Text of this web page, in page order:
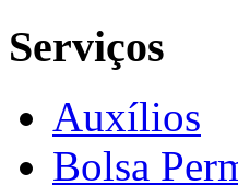
Serviços
Auxílios
Bolsa